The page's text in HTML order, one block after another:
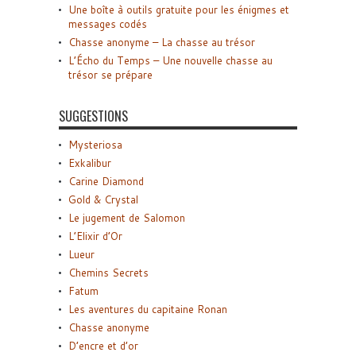
Une boîte à outils gratuite pour les énigmes et
messages codés
Chasse anonyme – La chasse au trésor
L’Écho du Temps – Une nouvelle chasse au
trésor se prépare
SUGGESTIONS
Mysteriosa
Exkalibur
Carine Diamond
Gold & Crystal
Le jugement de Salomon
L’Elixir d’Or
Lueur
Chemins Secrets
Fatum
Les aventures du capitaine Ronan
Chasse anonyme
D’encre et d’or